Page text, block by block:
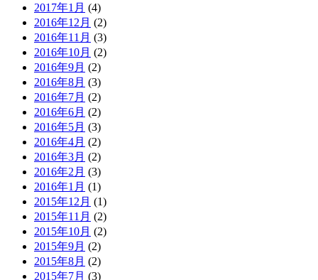
2017年1月 (4)
2016年12月 (2)
2016年11月 (3)
2016年10月 (2)
2016年9月 (2)
2016年8月 (3)
2016年7月 (2)
2016年6月 (2)
2016年5月 (3)
2016年4月 (2)
2016年3月 (2)
2016年2月 (3)
2016年1月 (1)
2015年12月 (1)
2015年11月 (2)
2015年10月 (2)
2015年9月 (2)
2015年8月 (2)
2015年7月 (3)